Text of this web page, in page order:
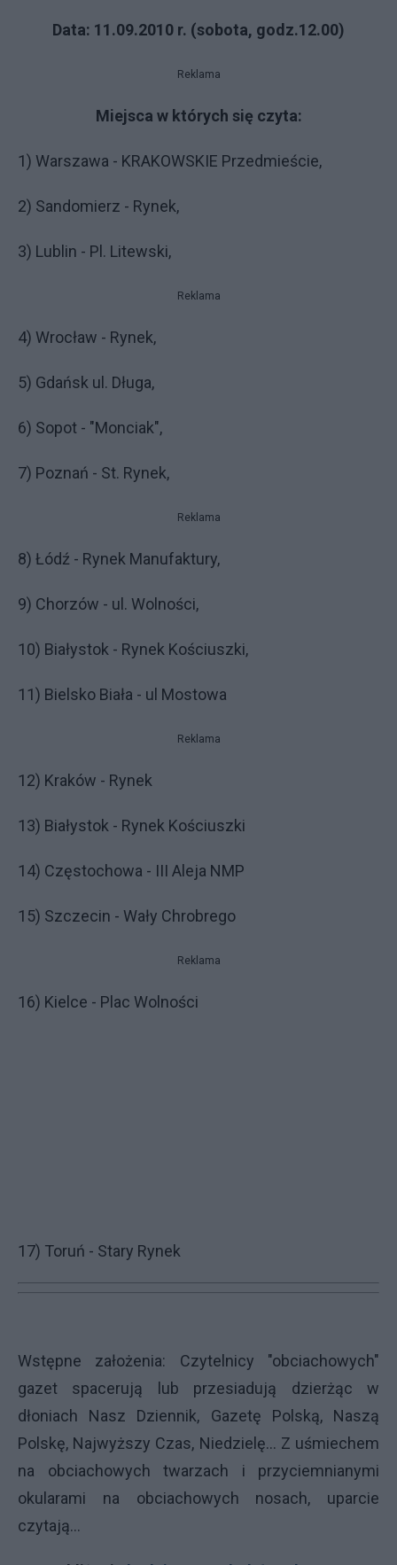
Data: 11.09.2010 r. (sobota, godz.12.00)
Reklama
Miejsca w których się czyta:
1) Warszawa - KRAKOWSKIE Przedmieście,
2) Sandomierz - Rynek,
3) Lublin - Pl. Litewski,
Reklama
4) Wrocław - Rynek,
5) Gdańsk ul. Długa,
6) Sopot - "Monciak",
7) Poznań - St. Rynek,
Reklama
8) Łódź - Rynek Manufaktury,
9) Chorzów - ul. Wolności,
10) Białystok - Rynek Kościuszki,
11) Bielsko Biała - ul Mostowa
Reklama
12) Kraków - Rynek
13) Białystok - Rynek Kościuszki
14) Częstochowa - III Aleja NMP
15) Szczecin - Wały Chrobrego
Reklama
16) Kielce - Plac Wolności
17) Toruń - Stary Rynek
Wstępne założenia: Czytelnicy "obciachowych"
gazet spacerują lub przesiadują dzierżąc w
dłoniach Nasz Dziennik, Gazetę Polską, Naszą
Polskę, Najwyższy Czas, Niedzielę... Z uśmiechem
na obciachowych twarzach i przyciemnianymi
okularami na obciachowych nosach, uparcie
czytają...